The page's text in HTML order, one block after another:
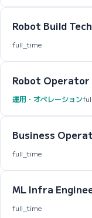
Robot Build
full_time
Robot Operator
運用・オペレーション
Business
full_time
ML Infra
full_time